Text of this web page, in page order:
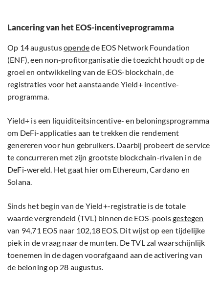
Lancering van het EOS-incentiveprogramma
Op 14 augustusopendede EOS Network Foundation
(ENF), een non-profitorganisatie die toezicht houdt op de
groei en ontwikkeling van de EOS-blockchain, de
registraties voor het aanstaande Yield+ incentive-
programma.
Yield+ is een liquiditeitsincentive- en beloningsprogramma
om DeFi-applicaties aan te trekken die rendement
genereren voor hun gebruikers. Daarbij probeert de service
te concurreren met zijn grootste blockchain-rivalen in de
DeFi-wereld. Het gaat hier om Ethereum, Cardano en
Solana.
Sinds het begin van de Yield+-registratie is de totale
waarde vergrendeld (TVL) binnen de EOS-poolsgestegen
van 94,71 EOS naar 102,18 EOS. Dit wijst op een tijdelijke
piek in de vraag naar de munten. De TVL zal waarschijnlijk
toenemen in de dagen voorafgaand aan de activering van
de beloning op 28 augustus.